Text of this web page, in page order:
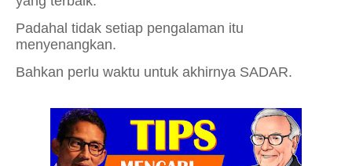
Padahal tidak setiap pengalaman itu
menyenangkan.
Bahkan perlu waktu untuk akhirnya SADAR.